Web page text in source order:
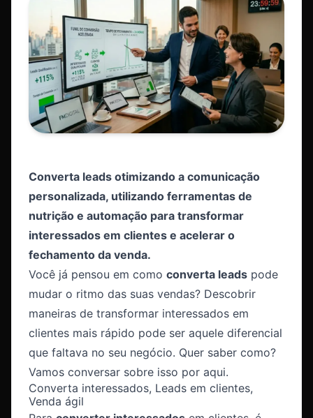
Converta leads otimizando a comunicação
personalizada, utilizando ferramentas de
nutrição e automação para transformar
interessados em clientes e acelerar o
fechamento da venda.
Você já pensou em como converta leads pode
mudar o ritmo das suas vendas? Descobrir
maneiras de transformar interessados em
clientes mais rápido pode ser aquele diferencial
que faltava no seu negócio. Quer saber como?
Vamos conversar sobre isso por aqui.
Converta interessados, Leads em clientes,
Venda ágil